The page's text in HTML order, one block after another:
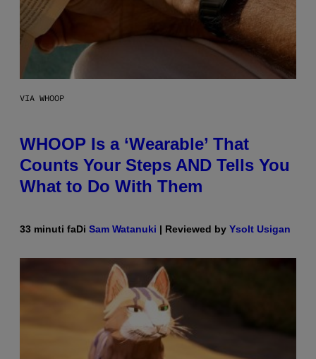
VIA WHOOP
WHOOP Is a ‘Wearable’ That
Counts Your Steps AND Tells You
What to Do With Them
33 minuti faDi Sam Watanuki | Reviewed by Ysolt Usigan